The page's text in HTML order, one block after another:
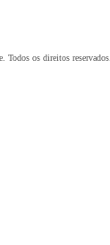
os direitos reservados.